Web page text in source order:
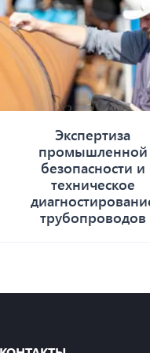
Экспертиза
промышленной
безопасности и
техническое
трубопроводов